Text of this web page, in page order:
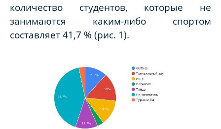
количество студентов, которые не
занимаются каким-либо спортом
составляет 41,7 % (рис. 1).